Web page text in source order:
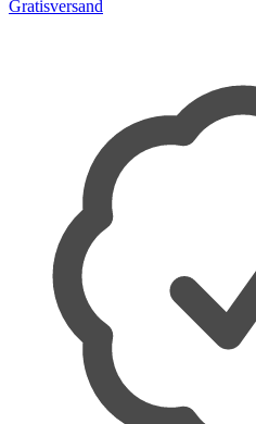
Gratisversand